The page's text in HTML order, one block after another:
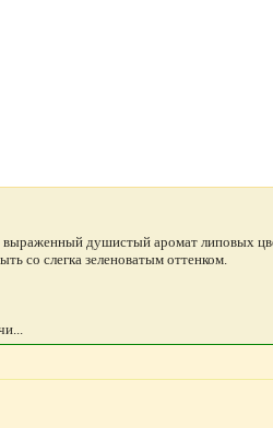
душистый аромат липовых
со слегка зеленоватым оттенком.